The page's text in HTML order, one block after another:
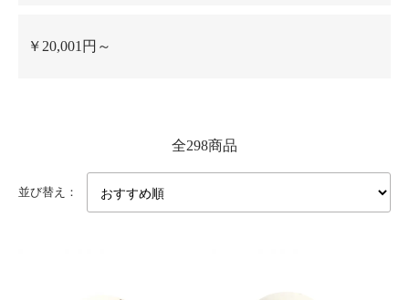
￥20,001円～
全298商品
並び替え：